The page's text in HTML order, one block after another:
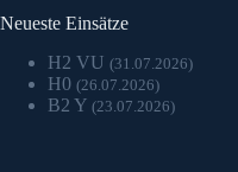
Neueste Einsätze
H2 VU (31.07.2026)
H0 (26.07.2026)
B2 Y (23.07.2026)